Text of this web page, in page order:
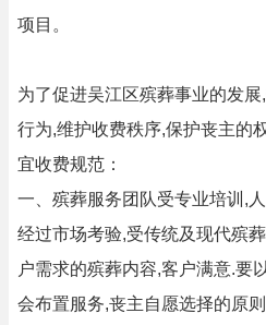
项目。
为了促进吴江区殡葬事业的发
行为,维护收费秩序,保护丧主的
宜收费规范：
一、殡葬服务团队受专业培训,
经过市场考验,受传统及现代殡
户需求的殡葬内容,客户满意.要
会布置服务,丧主自愿选择的原